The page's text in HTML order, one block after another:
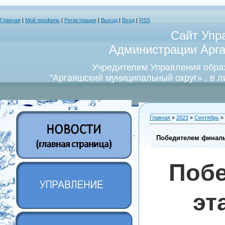
Главная Мой профиль Регистрация Выход Вход RSS
Сайт
Администрации
Учредителем Управления
"Аргаяшский муниципальный округ» , в
Главная » 2023 » Сентябрь »
Победителем